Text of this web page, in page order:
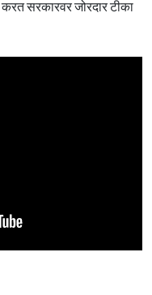
सरकारवर जोरदार टीका